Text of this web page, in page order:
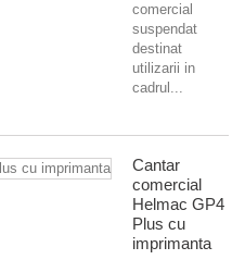
comercial
suspendat
destinat
utilizarii in
cadrul...
Cantar
comercial
Helmac GP4
Plus cu
imprimanta